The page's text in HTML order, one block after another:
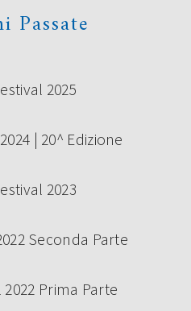
Passate
2025
| 20^ Edizione
2023
Seconda Parte
2022 Prima Parte